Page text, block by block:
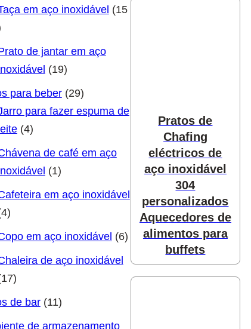
em aço inoxidável
15
produtos
de jantar em aço
1919 produtos
para beber 2929 produtos
para fazer espuma de
leite 44 produtos
de café em aço
11 produto
em aço inoxidável
44 produtos
em aço inoxidável 66 produtos
de aço inoxidável
1717 produtos
de bar 1111 produtos
de armazenamento
Pratos de
Chafing
eléctricos de
aço inoxidável
304
personalizados
Aquecedores de
alimentos para
buffets